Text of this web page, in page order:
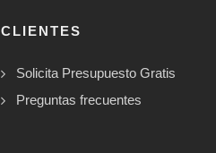
CLIENTES
Solicita Presupuesto Gratis
Preguntas frecuentes